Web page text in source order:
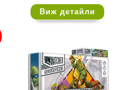
Виж детайли